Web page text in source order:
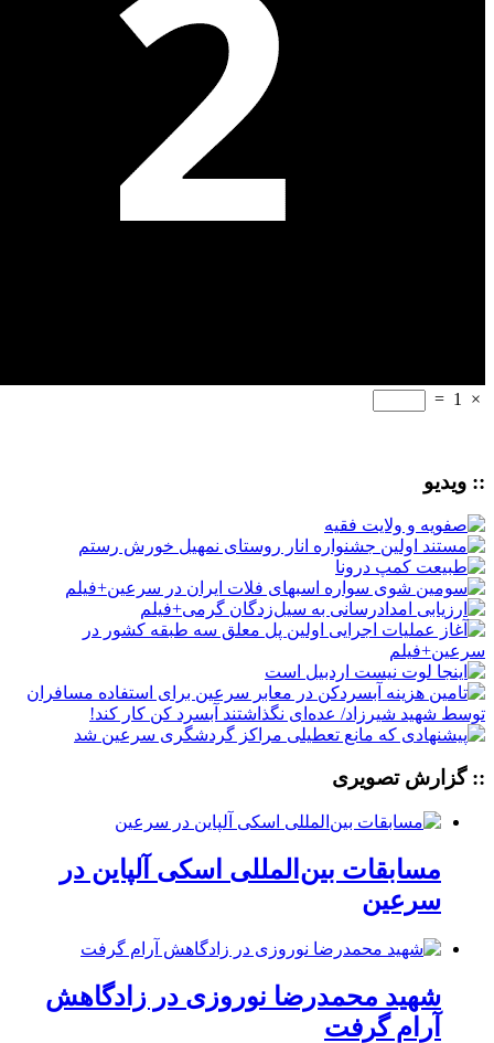
×
1
=
:: ویدیو
:: گزارش تصویری
مسابقات بین‌المللی اسکی آلپاین در
سرعین
شهید محمدرضا نوروزی در زادگاهش
آرام گرفت